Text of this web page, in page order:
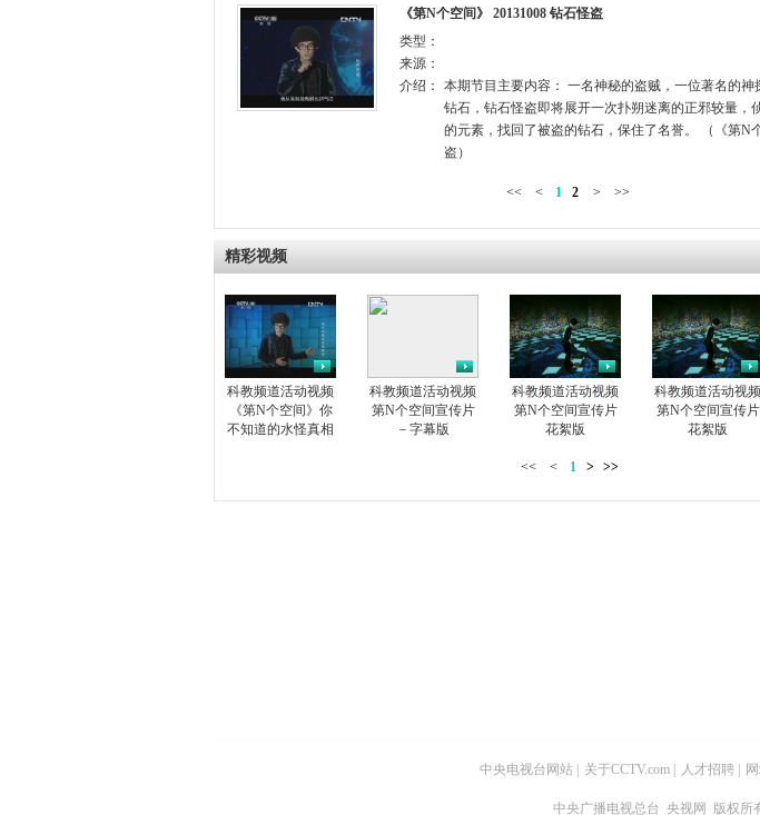
《第N个空间》 20131008 钻石怪盗
类型：
来源：
介绍：
本期节目主要内容： 一名神秘的盗贼，一位著名的神
钻石，钻石怪盗即将展开一次扑朔迷离的正邪较量，
的元素，找回了被盗的钻石，保住了名誉。 （《第N
盗）
<< < 1 2 > >>
精彩视频
科教频道活动视频
《第N个空间》你
不知道的水怪真相
科教频道活动视频
第N个空间宣传片
－字幕版
科教频道活动视频
第N个空间宣传片
花絮版
科教频道活动视频
第N个空间宣传片
花絮版
<< < 1 > >>
中央电视台网站 关于CCTV.com 人才招聘
中央广播电视总台 央视网 版权所